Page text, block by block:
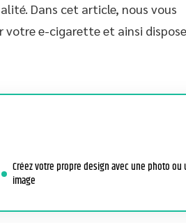
Dans cet article, nous vous
votre e-cigarette et ainsi
Créez votre propre design avec une photo ou
image